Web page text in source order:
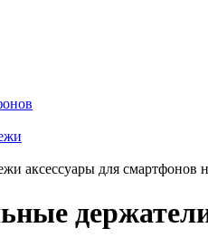
аксессуары для смартфонов